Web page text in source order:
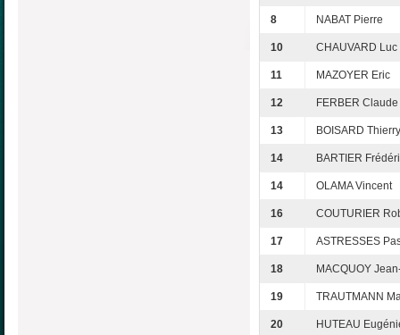
8 NABAT Pierre
10 CHAUVARD Luc
11 MAZOYER Eric
12 FERBER Claude
13 BOISARD Thierry
14 BARTIER
14 OLAMA Vincent
16 COUTURIER
17 ASTRESSES
18 MACQUOY
19 TRAUTMANN
20 HUTEAU